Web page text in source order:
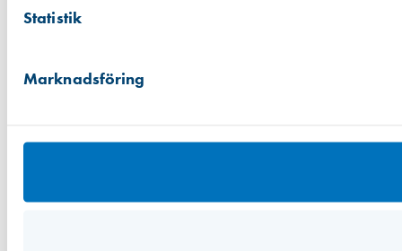
Statistik
Marknadsföring